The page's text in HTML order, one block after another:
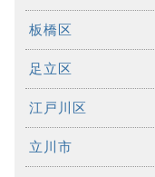
板橋区
足立区
江戸川区
立川市